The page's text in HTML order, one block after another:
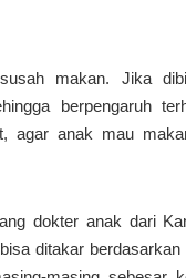
makan. Jika
berpengaruh
agar anak mau
dokter anak dari
ditakar berdasarkan